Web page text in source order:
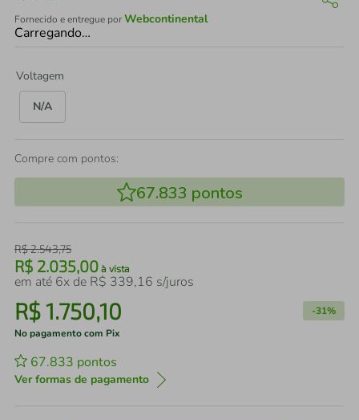
Fornecido e entregue porWebcontinental
Carregando…
Voltagem
N/A
Compre com pontos:
67.833 pontos
R$2.543,75
R$ 2.035,00 à vista
em até 6x de R$ 339,16 s/juros
R$1.750,10 -31%
No pagamento com Pix
67.833 pontos
Ver formas de pagamento